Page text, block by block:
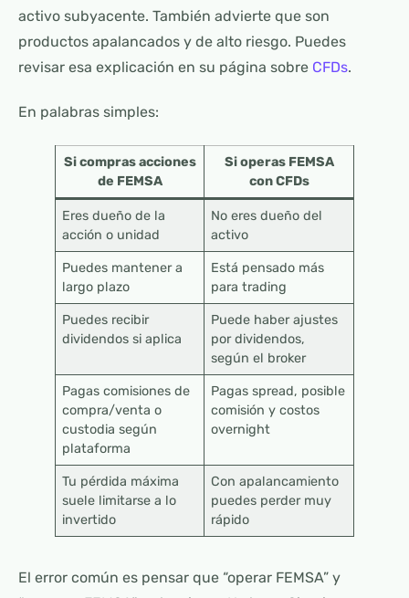
activo subyacente. También advierte que son
productos apalancados y de alto riesgo. Puedes
revisar esa explicación en su página sobre CFDs.
En palabras simples:
Si compras acciones
de FEMSA
Si operas FEMSA
con CFDs
Eres dueño de la
acción o unidad
No eres dueño del
activo
Puedes mantener a
largo plazo
Está pensado más
para trading
Puedes recibir
dividendos si aplica
Puede haber ajustes
por dividendos,
según el broker
Pagas comisiones de
compra/venta o
custodia según
plataforma
Pagas spread, posible
comisión y costos
overnight
Tu pérdida máxima
suele limitarse a lo
invertido
Con apalancamiento
puedes perder muy
rápido
El error común es pensar que “operar FEMSA” y